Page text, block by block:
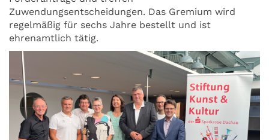
Zuwendungsentscheidungen. Das Gremium wird
regelmäßig für sechs Jahre bestellt und ist
ehrenamtlich tätig.